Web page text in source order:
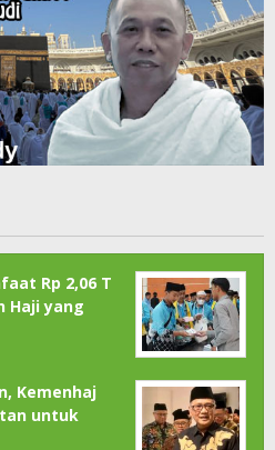
Rp 2,06 T
Haji yang
Kemenhaj
untuk